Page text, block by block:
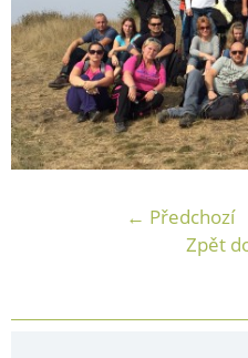
← Předchozí
Zpět